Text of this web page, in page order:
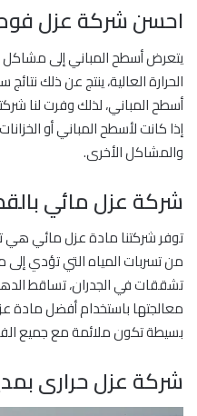
احسن شركة عزل
يتعرض أسطح المباني إلى مشاكل
الحرارة العالية، ينتج عن ذلك
أسطح المباني، لذلك وفرت لنا
إذا كانت لأسطح المباني أو
والمشاكل الأخرى.
شركة عزل مائي
توفر شركتنا مادة عزل مائي هي
من تسربات المياه التي تؤدي
تشققات في الجدران، تساقط
معالجتها باستخدام أفضل مادة
بسيطة تكون ملائمة مع جميع
شركة عزل حرارى